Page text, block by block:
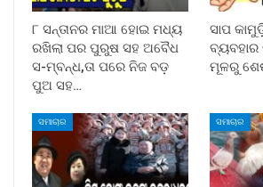
୮ ସନ୍ତାନର ମାଆ ହୋଇ ମଧ୍ୟ
ରଖିଲା ପର ପୁରୁଷ ସହ ଅବୈଧ
ସ-ମ୍ବନ୍ଧ,ତା ପରେ ନିଜ ବଡ଼
ପୁଅ ସହ…
ସାପ
ମୂଳରୁ
ସମାଚାର ସମାଚାର